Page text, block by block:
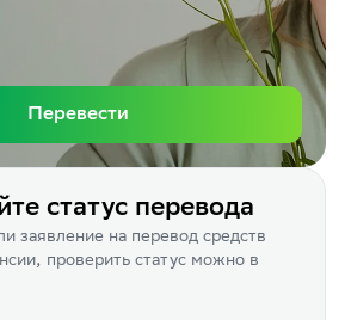
Перевести
статус перевода
заявление на перевод средств
проверить статус можно в